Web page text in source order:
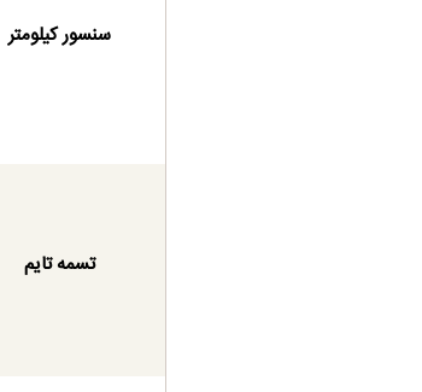
سنسور کیلومتر
تسمه تایم